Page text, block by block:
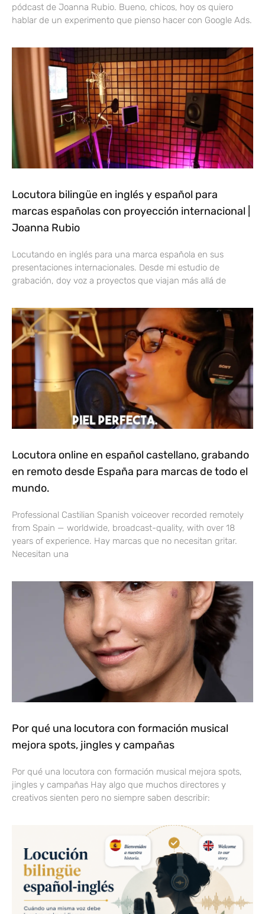
pódcast de Joanna Rubio. Bueno, chicos, hoy os quiero
hablar de un experimento que pienso hacer con Google Ads.
Locutora bilingüe en inglés y español para
marcas españolas con proyección internacional |
Joanna Rubio
Locutando en inglés para una marca española en sus
presentaciones internacionales. Desde mi estudio de
grabación, doy voz a proyectos que viajan más allá de
Locutora online en español castellano, grabando
en remoto desde España para marcas de todo el
mundo.
Professional Castilian Spanish voiceover recorded remotely
from Spain — worldwide, broadcast-quality, with over 18
years of experience. Hay marcas que no necesitan gritar.
Necesitan una
Por qué una locutora con formación musical
mejora spots, jingles y campañas
Por qué una locutora con formación musical mejora spots,
jingles y campañas Hay algo que muchos directores y
creativos sienten pero no siempre saben describir: